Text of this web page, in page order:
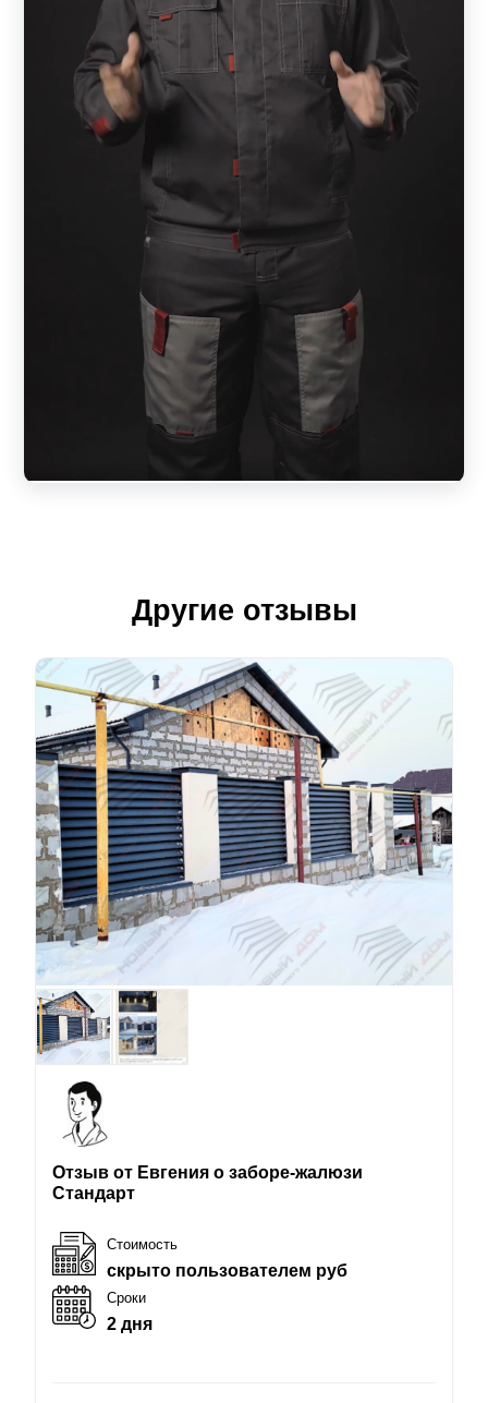
Другие отзывы
Отзыв от Евгения о заборе-жалюзи
Стандарт
Стоимость
скрыто пользователем руб
Сроки
2 дня